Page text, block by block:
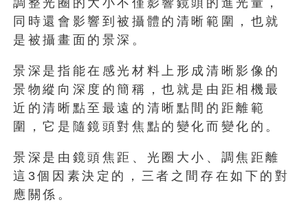
同時還會影響到被攝體的清晰範圍，也就
是被攝畫面的景深。
景深是指能在感光材料上形成清晰影像的
景物縱向深度的簡稱，也就是由距相機最
近的清晰點至最遠的清晰點間的距離範
圍，它是隨鏡頭對焦點的變化而變化的。
景深是由鏡頭焦距、光圈大小、調焦距離
這3個因素決定的，三者之間存在如下的對
應關係。